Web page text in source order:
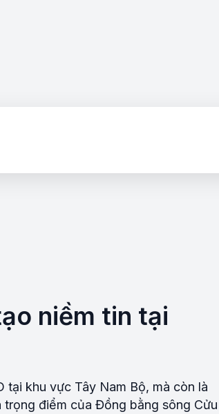
niềm tin tại
tại khu vực Tây Nam Bộ, mà còn là
điểm của Đồng bằng sông Cửu